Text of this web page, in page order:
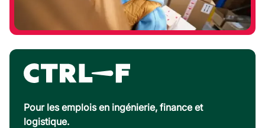
Pour les emplois en ingénierie, finance et
logistique.